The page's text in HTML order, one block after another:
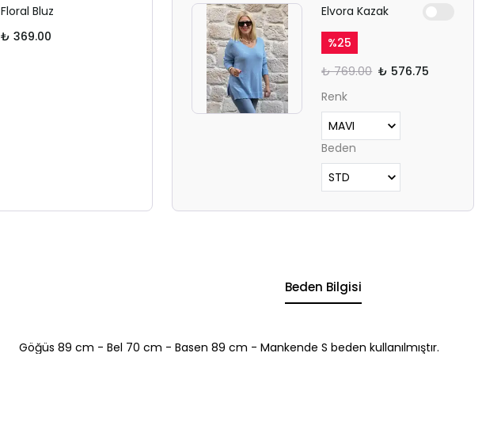
Floral Bluz
₺ 369.00
Elvora Kazak
%25
₺ 769.00 ₺ 576.75
Renk
Beden
Beden Bilgisi
Göğüs 89 cm - Bel 70 cm - Basen 89 cm - Mankende S beden kullanılmıştır.